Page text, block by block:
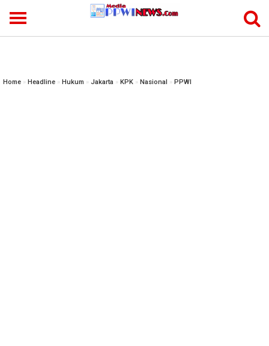
Home » Headline » Hukum » Jakarta » KPK » Nasional » PPWI